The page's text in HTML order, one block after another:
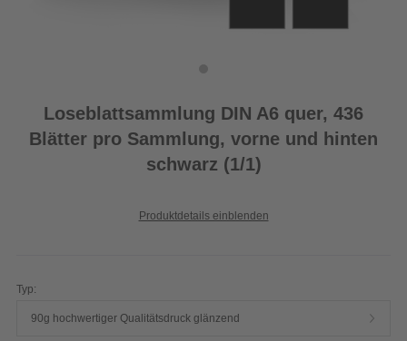
Loseblattsammlung DIN A6 quer, 436
Blätter pro Sammlung, vorne und hinten
schwarz (1/1)
Produktdetails einblenden
Typ:
90g hochwertiger Qualitätsdruck glänzend